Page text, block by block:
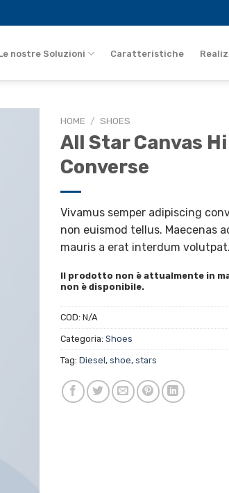
nostre Soluzioni Caratteristiche
HOME / SHOES
All Star Canvas Hi
Converse
Vivamus semper adipiscing
non euismod tellus. Maecenas
mauris a erat interdum volutpat.
Il prodotto non è attualmente in
non è disponibile.
COD: N/A
Categoria: Shoes
Tag: Diesel, shoe, stars